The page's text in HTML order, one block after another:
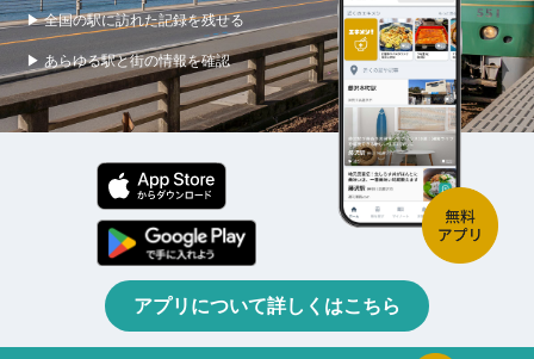
▶ 全国の駅に訪れた記録を残せる
▶ あらゆる駅と街の情報を確認
アプリについて詳しくはこちら